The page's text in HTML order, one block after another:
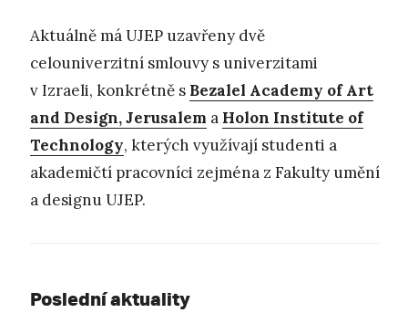
Aktuálně má UJEP uzavřeny dvě
celouniverzitní smlouvy s univerzitami
v Izraeli, konkrétně s Bezalel Academy of Art
and Design, Jerusalem a Holon Institute of
Technology, kterých využívají studenti a
akademičtí pracovníci zejména z Fakulty umění
a designu UJEP.
Poslední aktuality